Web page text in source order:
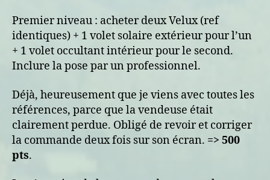
Premier niveau : acheter deux Velux (ref
identiques) + 1 volet solaire extérieur pour l’un
+ 1 volet occultant intérieur pour le second.
Inclure la pose par un professionnel.
Déjà, heureusement que je viens avec toutes les
références, parce que la vendeuse était
clairement perdue. Obligé de revoir et corriger
la commande deux fois sur son écran. => 500
pts.